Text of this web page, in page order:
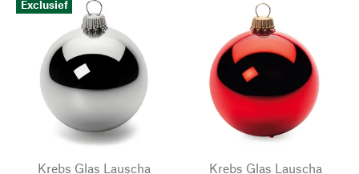
Exclusief
Krebs Glas Lauscha
Krebs Glas Lauscha